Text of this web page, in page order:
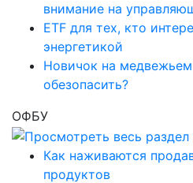
внимание на
ETF для тех, кто
энергетикой
Новичок на
обезопасить?
ОФБУ
Как наживаются
продуктов